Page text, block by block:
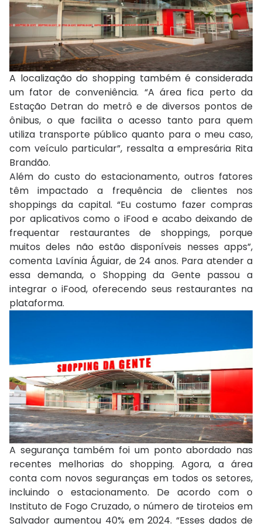
A localização do shopping também é considerada
um fator de conveniência. “A área fica perto da
Estação Detran do metrô e de diversos pontos de
ônibus, o que facilita o acesso tanto para quem
utiliza transporte público quanto para o meu caso,
com veículo particular”, ressalta a empresária Rita
Brandão.
Além do custo do estacionamento, outros fatores
têm impactado a frequência de clientes nos
shoppings da capital. “Eu costumo fazer compras
por aplicativos como o iFood e acabo deixando de
frequentar restaurantes de shoppings, porque
muitos deles não estão disponíveis nesses apps”,
comenta Lavínia Águiar, de 24 anos. Para atender a
essa demanda, o Shopping da Gente passou a
integrar o iFood, oferecendo seus restaurantes na
plataforma.
A segurança também foi um ponto abordado nas
recentes melhorias do shopping. Agora, a área
conta com novos seguranças em todos os setores,
incluindo o estacionamento. De acordo com o
Instituto de Fogo Cruzado, o número de tiroteios em
Salvador aumentou 40% em 2024. “Esses dados de